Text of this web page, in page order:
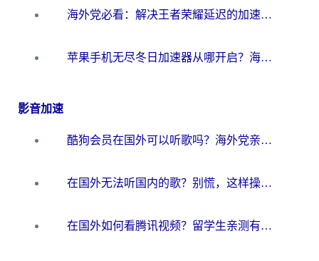
海外党必看：解决王者荣耀延迟的加速器终极指南——从EVE到猫和老鼠，一个工具全搞定
苹果手机无尽冬日加速器从哪开启？海外玩家的冬日生存指南
影音加速
酷狗会员在国外可以听歌吗？海外党亲测有效：3步解决音乐权限难题
在国外无法听国内的歌？别慌，这样操作就能畅听QQ音乐（附亲测加速器推荐）
在国外如何看腾讯视频？留学生亲测有效的回国加速方案